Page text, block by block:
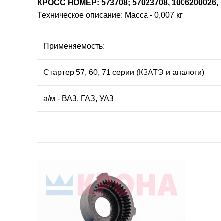
КРОСС НОМЕР: 573708; 57023708, 1006200026,
Техническое описание: Масса - 0,007 кг
Применяемость:
Стартер 57, 60, 71 серии (КЗАТЭ и аналоги)
а/м - ВАЗ, ГАЗ, УАЗ